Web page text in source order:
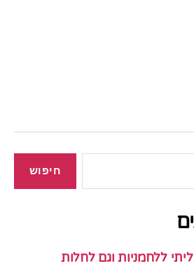
ללחמניות וגם לחלות